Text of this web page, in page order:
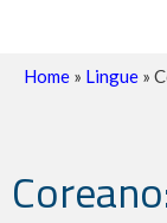
Home » Lingue »